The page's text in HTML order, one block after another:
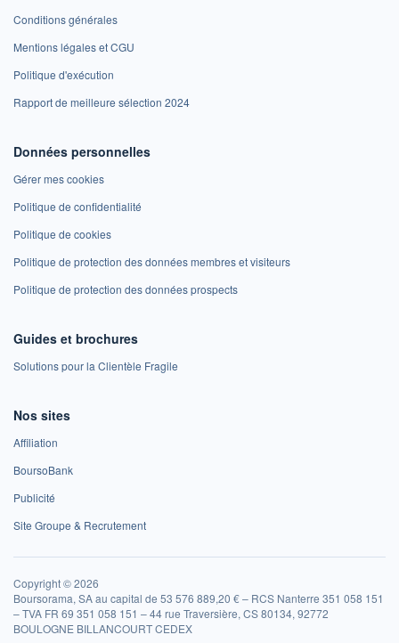
Conditions générales
Mentions légales et CGU
Politique d'exécution
Rapport de meilleure sélection 2024
Données personnelles
Gérer mes cookies
Politique de confidentialité
Politique de cookies
Politique de protection des données membres et visiteurs
Politique de protection des données prospects
Guides et brochures
Solutions pour la Clientèle Fragile
Nos sites
Affiliation
BoursoBank
Publicité
Site Groupe & Recrutement
Copyright © 2026
Boursorama, SA au capital de 53 576 889,20 € – RCS Nanterre 351 058 151
– TVA FR 69 351 058 151 – 44 rue Traversière, CS 80134, 92772
BOULOGNE BILLANCOURT CEDEX